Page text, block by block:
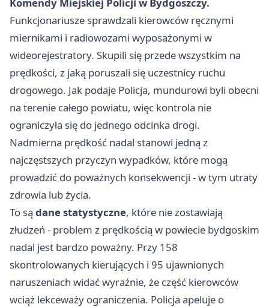
Funkcjonariusze sprawdzali kierowców ręcznymi
miernikami i radiowozami wyposażonymi w
wideorejestratory. Skupili się przede wszystkim na
prędkości, z jaką poruszali się uczestnicy ruchu
drogowego. Jak podaje Policja, mundurowi byli obecni
na terenie całego powiatu, więc kontrola nie
ograniczyła się do jednego odcinka drogi.
Nadmierna prędkość nadal stanowi jedną z
najczęstszych przyczyn wypadków, które mogą
prowadzić do poważnych konsekwencji - w tym utraty
zdrowia lub życia.
To są dane statystyczne, które nie zostawiają
złudzeń - problem z prędkością w powiecie bydgoskim
nadal jest bardzo poważny. Przy 158
skontrolowanych kierujących i 95 ujawnionych
naruszeniach widać wyraźnie, że część kierowców
wciąż lekceważy ograniczenia. Policja apeluje o